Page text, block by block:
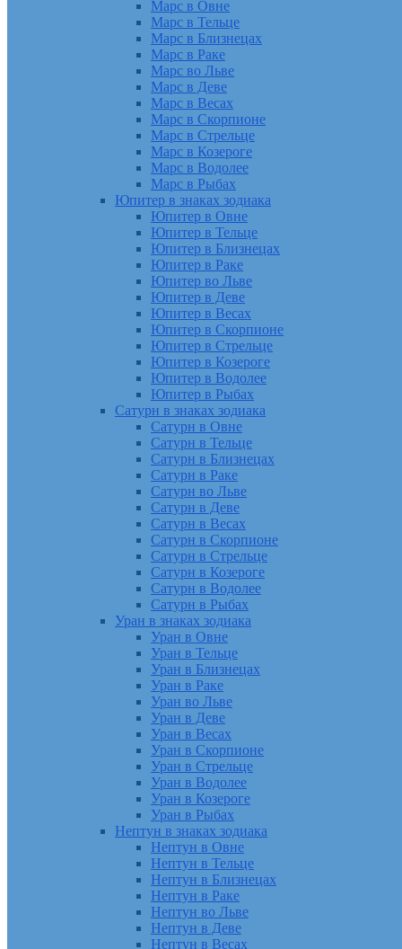
Марс в Овне
Марс в Тельце
Марс в Близнецах
Марс в Раке
Марс во Льве
Марс в Деве
Марс в Весах
Марс в Скорпионе
Марс в Стрельце
Марс в Козероге
Марс в Водолее
Марс в Рыбах
Юпитер в знаках зодиака
Юпитер в Овне
Юпитер в Тельце
Юпитер в Близнецах
Юпитер в Раке
Юпитер во Льве
Юпитер в Деве
Юпитер в Весах
Юпитер в Скорпионе
Юпитер в Стрельце
Юпитер в Козероге
Юпитер в Водолее
Юпитер в Рыбах
Сатурн в знаках зодиака
Сатурн в Овне
Сатурн в Тельце
Сатурн в Близнецах
Сатурн в Раке
Сатурн во Льве
Сатурн в Деве
Сатурн в Весах
Сатурн в Скорпионе
Сатурн в Стрельце
Сатурн в Козероге
Сатурн в Водолее
Сатурн в Рыбах
Уран в знаках зодиака
Уран в Овне
Уран в Тельце
Уран в Близнецах
Уран в Раке
Уран во Льве
Уран в Деве
Уран в Весах
Уран в Скорпионе
Уран в Стрельце
Уран в Водолее
Уран в Козероге
Уран в Рыбах
Нептун в знаках зодиака
Нептун в Овне
Нептун в Тельце
Нептун в Близнецах
Нептун в Раке
Нептун во Льве
Нептун в Деве
Нептун в Весах